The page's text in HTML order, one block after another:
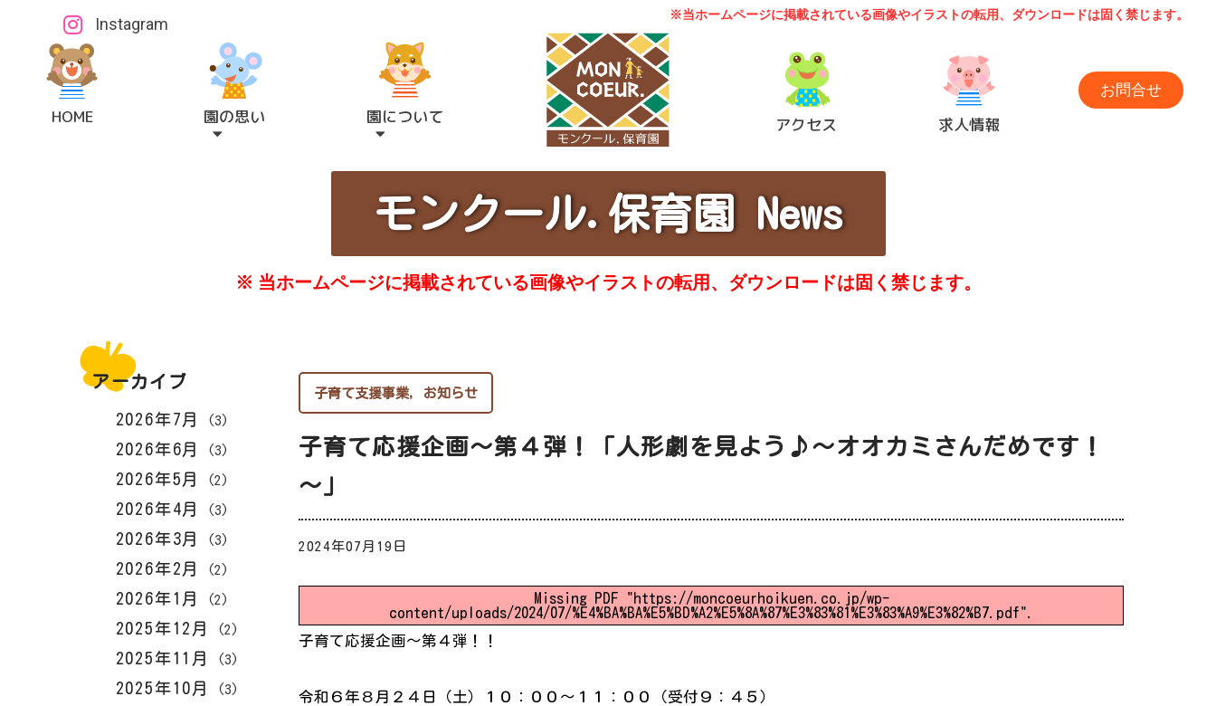
Instagram ※当ホームページに掲載されている画像やイラストの転用、ダウンロードは固く禁じます。
HOME 園の思い 園について アクセス 求人情報
お問合せ
モンクール.保育園 News
※ 当ホームページに掲載されている画像やイラストの転用、ダウンロードは固く禁じます。
アーカイブ
2026年7月 (3)
2026年6月 (3)
2026年5月 (2)
2026年4月 (3)
2026年3月 (3)
2026年2月 (2)
2026年1月 (2)
2025年12月 (2)
2025年11月 (3)
2025年10月 (3)
子育て支援事業, お知らせ
子育て応援企画～第４弾！「人形劇を見よう♪～オオカミさんだめです！
～」
2024年07月19日
Missing PDF "https://moncoeurhoikuen.co.jp/wp-
content/uploads/2024/07/%E4%BA%BA%E5%BD%A2%E5%8A%87%E3%83%81%E3%83%A9%E3%82%B7.pdf".
子育て応援企画～第４弾！！
令和６年８月２４日（土）１０：００～１１：００（受付９：４５）